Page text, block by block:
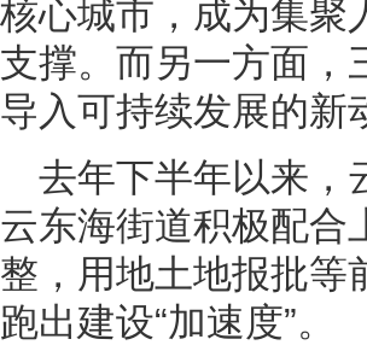
核心城市，成为集聚
支撑。而另一方面，
导入可持续发展的新
去年下半年以来，
云东海街道积极配合
整，用地土地报批等
跑出建设“加速度”。